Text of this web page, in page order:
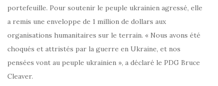
portefeuille. Pour soutenir le peuple ukrainien agressé, elle
a remis une enveloppe de 1 million de dollars aux
organisations humanitaires sur le terrain. « Nous avons été
choqués et attristés par la guerre en Ukraine, et nos
pensées vont au peuple ukrainien », a déclaré le PDG Bruce
Cleaver.